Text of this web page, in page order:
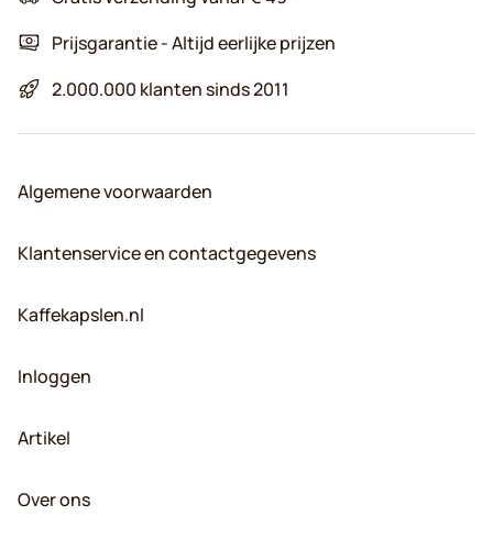
Prijsgarantie - Altijd eerlijke prijzen
2.000.000 klanten sinds 2011
Algemene voorwaarden
Klantenservice en contactgegevens
Kaffekapslen.nl
Inloggen
Artikel
Over ons